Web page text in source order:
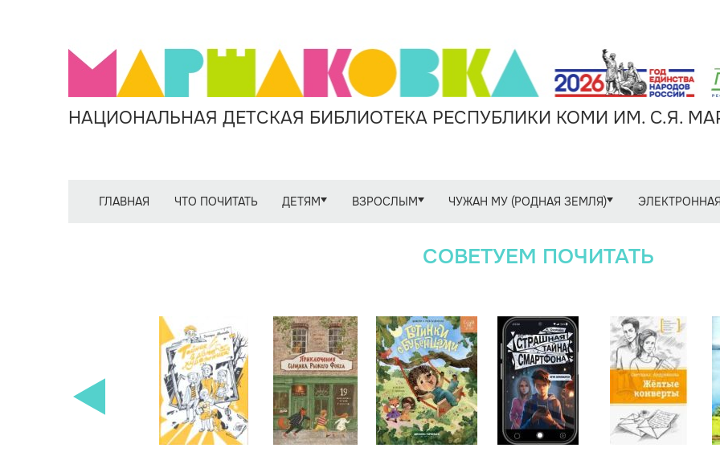
НАЦИОНАЛЬНАЯ ДЕТСКАЯ БИБЛИОТЕКА РЕСПУБЛИКИ КОМИ ИМ. С.Я.
ГЛАВНАЯ ЧТО ПОЧИТАТЬ ДЕТЯМ ВЗРОСЛЫМ ЧУЖАН МУ (РОДНАЯ ЗЕМЛЯ)
СОВЕТУЕМ ПОЧИТАТЬ